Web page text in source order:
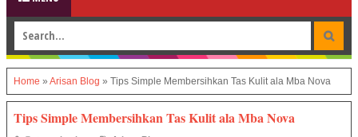
Home » Arisan Blog » Tips Simple Membersihkan Tas Kulit ala Mba Nova
Tips Simple Membersihkan Tas Kulit ala Mba Nova